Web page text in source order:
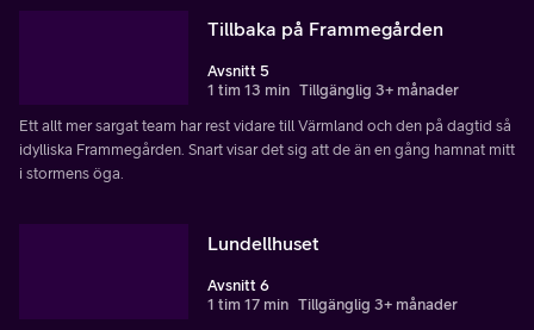
Tillbaka på Frammegården
Avsnitt 5
1 tim 13 min Tillgänglig 3+ månader
Ett allt mer sargat team har rest vidare till Värmland och den på dagtid så
idylliska Frammegården. Snart visar det sig att de än en gång hamnat mitt
i stormens öga.
Lundellhuset
Avsnitt 6
1 tim 17 min Tillgänglig 3+ månader